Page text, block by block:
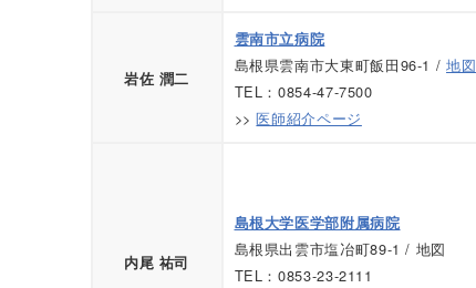
岩佐 潤二
雲南市立病院
島根県雲南市大東町飯田96-1 /地図
TEL：0854-47-7500
>>医師紹介ページ
内尾 祐司
島根大学医学部附属病院
島根県出雲市塩冶町89-1 / 地図
TEL：0853-23-2111